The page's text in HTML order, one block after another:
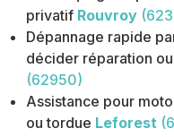
privatif Rouvroy
Dépannage rapide
décider réparation
(62950)
Assistance pour
ou tordue Leforest